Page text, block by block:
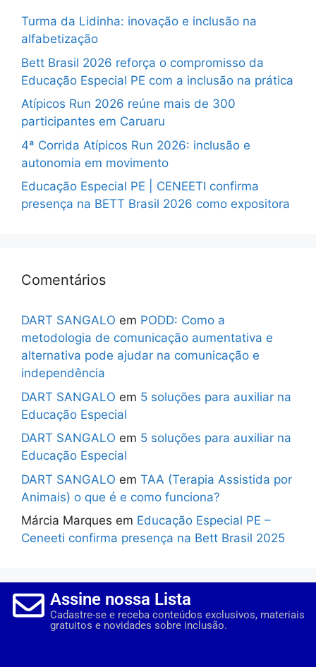
Turma da Lidinha: inovação e inclusão na
alfabetização
Bett Brasil 2026 reforça o compromisso da
Educação Especial PE com a inclusão na prática
Atípicos Run 2026 reúne mais de 300
participantes em Caruaru
4ª Corrida Atípicos Run 2026: inclusão e
autonomia em movimento
Educação Especial PE | CENEETI confirma
presença na BETT Brasil 2026 como expositora
Comentários
DART SANGALO em PODD: Como a
metodologia de comunicação aumentativa e
alternativa pode ajudar na comunicação e
independência
DART SANGALO em 5 soluções para auxiliar na
Educação Especial
DART SANGALO em 5 soluções para auxiliar na
Educação Especial
DART SANGALO em TAA (Terapia Assistida por
Animais) o que é e como funciona?
Márcia Marques em Educação Especial PE –
Ceneeti confirma presença na Bett Brasil 2025
Assine nossa Lista
Cadastre-se e receba conteúdos exclusivos, materiais
gratuitos e novidades sobre inclusão.